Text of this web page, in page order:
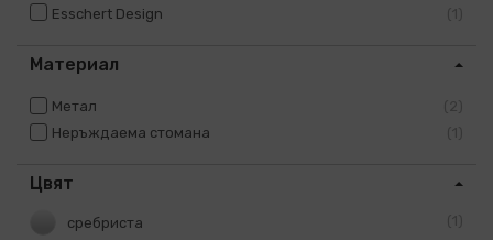
Esschert Design
Материал
Метал
Неръждаема стомана
Цвят
сребриста